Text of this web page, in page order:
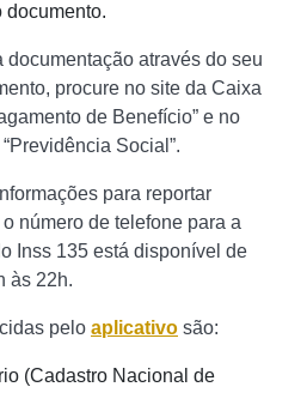
documento.
através do seu
procure no site da Caixa
de Benefício” e no
Social”.
para reportar
número de telefone para a
Inss 135 está disponível de
às 22h.
pelo aplicativo são:
(Cadastro Nacional de